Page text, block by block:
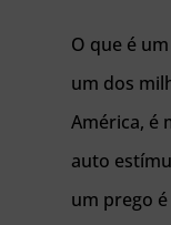
O que é
um dos
América, é
auto
um prego